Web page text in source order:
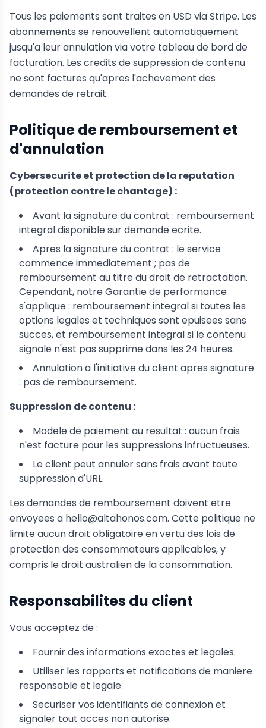
Tous les paiements sont traites en USD via Stripe. Les
abonnements se renouvellent automatiquement
jusqu'a leur annulation via votre tableau de bord de
facturation. Les credits de suppression de contenu
ne sont factures qu'apres l'achevement des
demandes de retrait.
Politique de remboursement et
d'annulation
Cybersecurite et protection de la reputation
(protection contre le chantage) :
Avant la signature du contrat : remboursement
integral disponible sur demande ecrite.
Apres la signature du contrat : le service
commence immediatement ; pas de
remboursement au titre du droit de retractation.
Cependant, notre Garantie de performance
s'applique : remboursement integral si toutes les
options legales et techniques sont epuisees sans
succes, et remboursement integral si le contenu
signale n'est pas supprime dans les 24 heures.
Annulation a l'initiative du client apres signature
: pas de remboursement.
Suppression de contenu :
Modele de paiement au resultat : aucun frais
n'est facture pour les suppressions infructueuses.
Le client peut annuler sans frais avant toute
suppression d'URL.
Les demandes de remboursement doivent etre
envoyees a hello@altahonos.com. Cette politique ne
limite aucun droit obligatoire en vertu des lois de
protection des consommateurs applicables, y
compris le droit australien de la consommation.
Responsabilites du client
Vous acceptez de :
Fournir des informations exactes et legales.
Utiliser les rapports et notifications de maniere
responsable et legale.
Securiser vos identifiants de connexion et
signaler tout acces non autorise.